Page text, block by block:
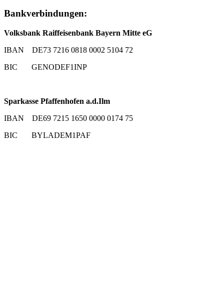
Bankverbindungen:
Volksbank Raiffeisenbank Bayern Mitte eG
IBAN DE73 7216 0818 0002 5104 72
BIC GENODEF1INP
Sparkasse Pfaffenhofen a.d.Ilm
IBAN DE69 7215 1650 0000 0174 75
BIC BYLADEM1PAF